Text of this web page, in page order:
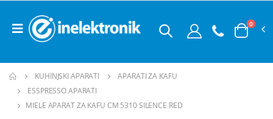
0
KUHINJSKI APARATI
APARATI ZA KAFU
ESSPRESSO APARATI
MIELE APARAT ZA KAFU CM 5310 SILENCE RED